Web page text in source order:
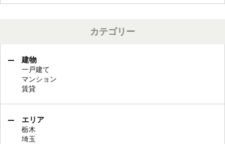
カテゴリー
建物
一戸建て
マンション
賃貸
エリア
栃木
埼玉